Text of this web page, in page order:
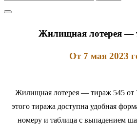
по
Жилищная лотерея —
От 7 мая 2023
Жилищная лотерея — тираж 545 от
этого тиража доступна удобная
номеру и таблица с выпадением